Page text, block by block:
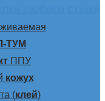
ТУМ
ППУ
кожух
(клей)